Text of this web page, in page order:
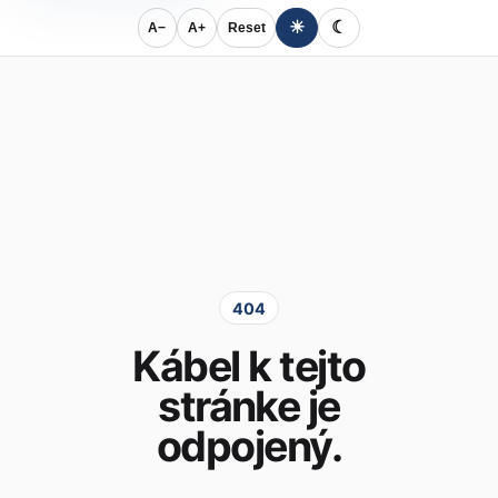
A− A+ Reset ☀ ☾
404
Kábel k tejto
stránke je
odpojený.